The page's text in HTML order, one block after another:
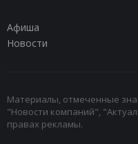
Афиша
Новости
Материалы, отмеченные
"Новости компаний",
правах рекламы.